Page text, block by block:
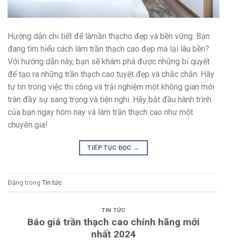
Hướng dẫn chi tiết để làmần thạcho đẹp và bền vững. Bạn
đang tìm hiểu cách làm trần thạch cao đẹp mà lại lâu bền?
Với hướng dẫn này, bạn sẽ khám phá được những bí quyết
để tạo ra những trần thạch cao tuyệt đẹp và chắc chắn. Hãy
tự tin trong việc thi công và trải nghiệm một không gian mới
tràn đầy sự sang trọng và tiện nghi. Hãy bắt đầu hành trình
của bạn ngay hôm nay và làm trần thạch cao như một
chuyên gia!
TIẾP TỤC ĐỌC →
Đăng trong Tin tức
TIN TỨC
Báo giá trần thạch cao chính hãng mới
nhất 2024